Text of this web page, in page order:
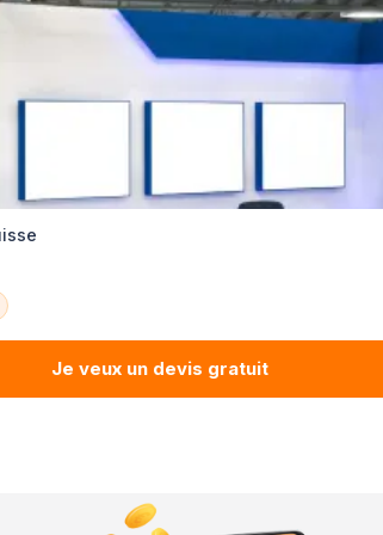
Je veux un devis gratuit